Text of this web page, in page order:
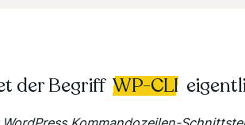
der Begriff WP-CLI